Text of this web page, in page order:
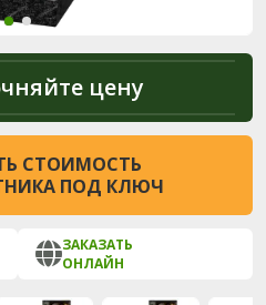
цену
СТОИМОСТЬ
ПОД КЛЮЧ
ЗАКАЗАТЬ
ОНЛАЙН